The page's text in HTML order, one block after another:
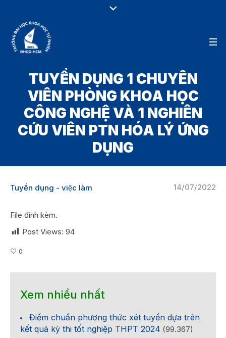
TUYỂN DỤNG 1 CHUYÊN
VIÊN PHÒNG KHOA HỌC
CÔNG NGHỆ VÀ 1 NGHIÊN
CỨU VIÊN PTN HÓA LÝ ỨNG
DỤNG
14/07/2022
Tuyển dụng - việc làm
File đính kèm.
Post Views: 94
0
Xem nhiều nhất
Điểm chuẩn phương thức xét tuyển dựa trên
kết quả kỳ thi tốt nghiệp THPT 2024 (99.367)